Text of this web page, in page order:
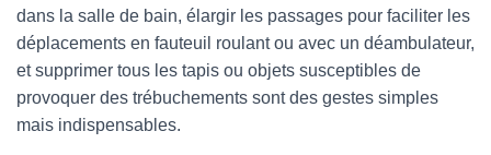
dans la salle de bain, élargir les passages pour faciliter les
déplacements en fauteuil roulant ou avec un déambulateur,
et supprimer tous les tapis ou objets susceptibles de
provoquer des trébuchements sont des gestes simples
mais indispensables.